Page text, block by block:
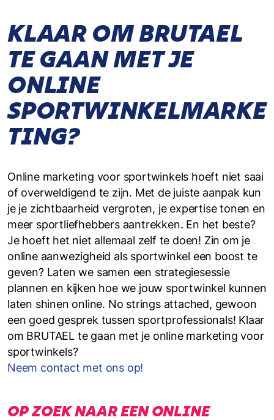
KLAAR OM BRUTAEL
TE GAAN MET JE
ONLINE
SPORTWINKELMARKE
TING?
Online marketing voor sportwinkels hoeft niet saai
of overweldigend te zijn. Met de juiste aanpak kun
je je zichtbaarheid vergroten, je expertise tonen en
meer sportliefhebbers aantrekken. En het beste?
Je hoeft het niet allemaal zelf te doen! Zin om je
online aanwezigheid als sportwinkel een boost te
geven? Laten we samen een strategiesessie
plannen en kijken hoe we jouw sportwinkel kunnen
laten shinen online. No strings attached, gewoon
een goed gesprek tussen sportprofessionals! Klaar
om BRUTAEL te gaan met je online marketing voor
sportwinkels?
Neem contact met ons op!
OP ZOEK NAAR EEN ONLINE